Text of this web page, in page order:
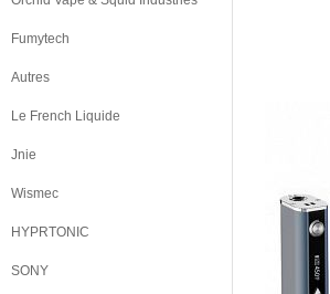
Fumytech
Autres
Le French Liquide
Jnie
Wismec
HYPRTONIC
SONY